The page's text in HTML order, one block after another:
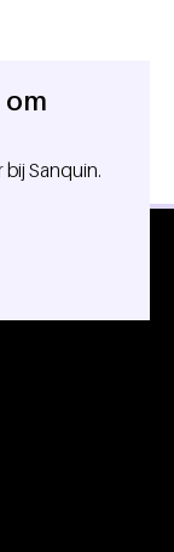
om
bij Sanquin.